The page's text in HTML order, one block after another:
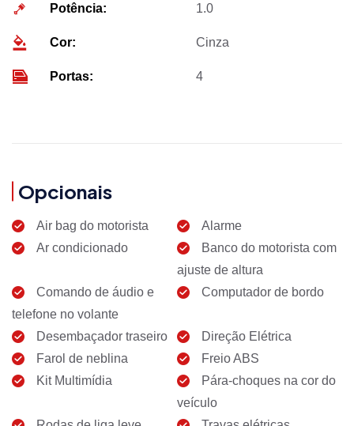
Potência: 1.0
Cor: Cinza
Portas: 4
Opcionais
Air bag do motorista
Alarme
Ar condicionado
Banco do motorista com
ajuste de altura
Comando de áudio e
telefone no volante
Computador de bordo
Desembaçador traseiro
Direção Elétrica
Farol de neblina
Freio ABS
Kit Multimídia
Pára-choques na cor do
veículo